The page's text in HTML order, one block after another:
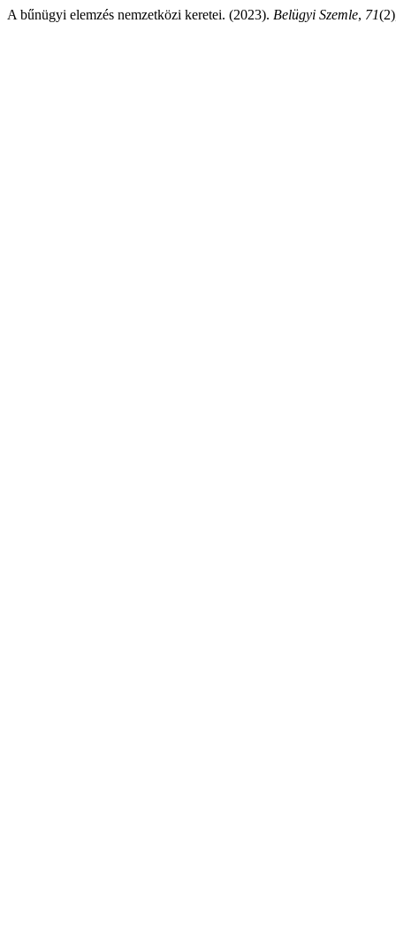
A bűnügyi elemzés nemzetközi keretei. (2023). Belügyi Szemle, 71